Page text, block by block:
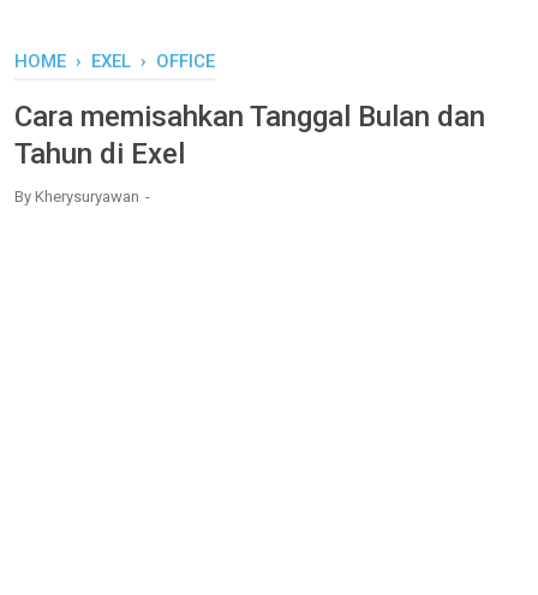
HOME › EXEL › OFFICE
Cara memisahkan Tanggal Bulan dan
Tahun di Exel
By Kherysuryawan